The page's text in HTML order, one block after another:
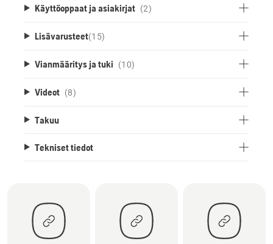
Käyttöoppaat ja asiakirjat (2)
Lisävarusteet(15)
Vianmääritys ja tuki (10)
Videot (8)
Takuu
Tekniset tiedot